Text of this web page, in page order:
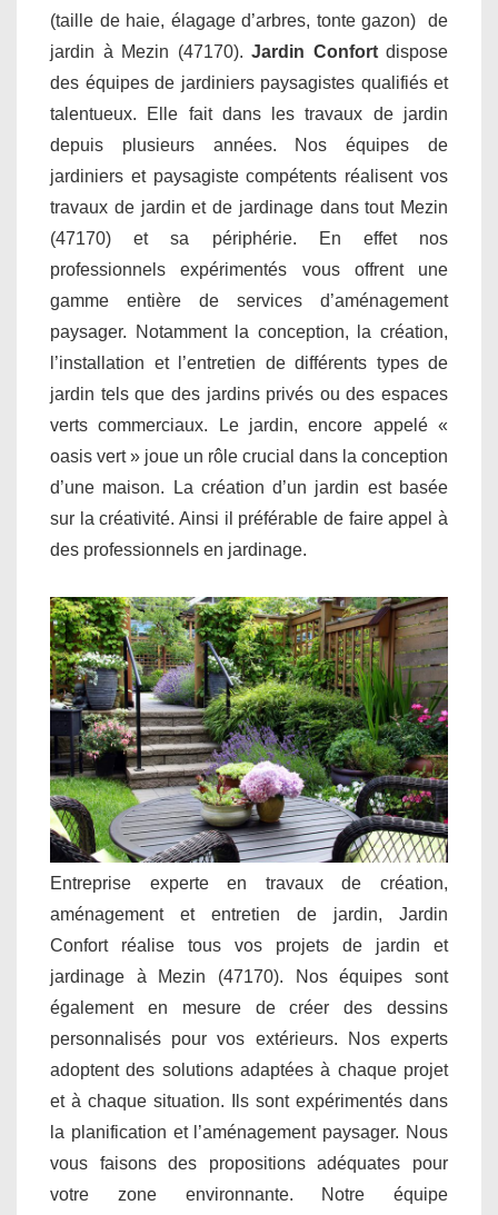
(taille de haie, élagage d’arbres, tonte gazon) de
jardin à Mezin (47170). Jardin Confortdispose
des équipes de jardiniers paysagistes qualifiés et
talentueux. Elle fait dans les travaux de jardin
depuis plusieurs années. Nos équipes de
jardiniers et paysagiste compétents réalisent vos
travaux de jardin et de jardinage dans tout Mezin
(47170) et sa périphérie. En effet nos
professionnels expérimentés vous offrent une
gamme entière de services d’aménagement
paysager. Notamment la conception, la création,
l’installation et l’entretien de différents types de
jardin tels que des jardins privés ou des espaces
verts commerciaux. Le jardin, encore appelé «
oasis vert » joue un rôle crucial dans la conception
d’une maison. La création d’un jardin est basée
sur la créativité. Ainsi il préférable de faire appel à
des professionnels en jardinage.
Entreprise experte en travaux de création,
aménagement et entretien de jardin, Jardin
Confort réalise tous vos projets de jardin et
jardinage à Mezin (47170). Nos équipes sont
également en mesure de créer des dessins
personnalisés pour vos extérieurs. Nos experts
adoptent des solutions adaptées à chaque projet
et à chaque situation. Ils sont expérimentés dans
la planification et l’aménagement paysager. Nous
vous faisons des propositions adéquates pour
votre zone environnante. Notre équipe